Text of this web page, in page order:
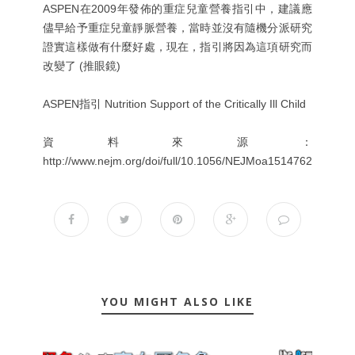
ASPEN在2009年發佈的重症兒童營養指引中，建議應
儘早給予重症兒童靜脈營養，當時並沒有隨機分派研究
證實這樣做有什麼好處，現在，指引將因為這項研究而
改變了 (推眼鏡)
ASPEN指引 Nutrition Support of the Critically Ill Child
資料來源：
http://www.nejm.org/doi/full/10.1056/NEJMoa1514762
YOU MIGHT ALSO LIKE